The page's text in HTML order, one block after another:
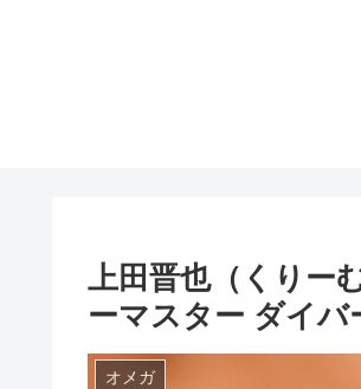
上田晋也（くりー
ーマスター ダイバ
オメガ